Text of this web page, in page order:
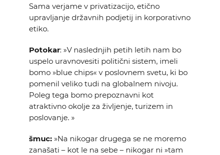
Sama verjame v privatizacijo, etično
upravljanje državnih podjetij in korporativno
etiko.
Potokar: »V naslednjih petih letih nam bo
uspelo uravnovesiti politični sistem, imeli
bomo »blue chips« v poslovnem svetu, ki bo
pomenil veliko tudi na globalnem nivoju.
Poleg tega bomo prepoznavni kot
atraktivno okolje za življenje, turizem in
poslovanje. »
šmuc:»Na nikogar drugega se ne moremo
zanašati – kot le na sebe – nikogar ni »tam